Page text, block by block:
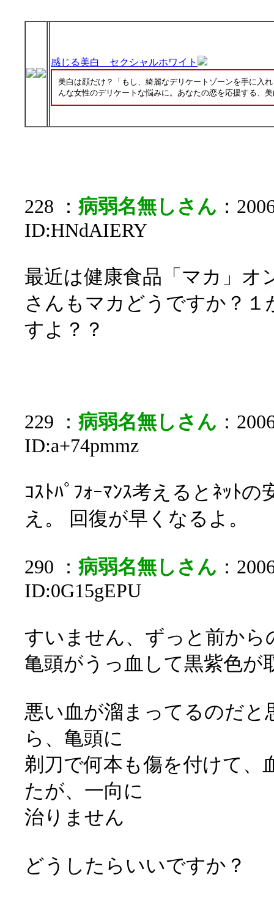
感じる美白 セクシャルホワイト
美白は顔だけ？「もし、綺麗なデリケートゾーンを手に入
んな女性のデリケートな悩みに。あなたの恋を応援する、
228 ： 病弱名無しさん ：
ID:HNdAIERY
最近は健康食品「マカ」オ
さんもマカどうですか？
すよ？？
229 ： 病弱名無しさん ：
ID:a+74pmmz
ｺｽﾄﾊﾟﾌｫｰﾏﾝｽ考えるとﾈｯﾄ
え。 回復が早くなるよ。
290 ： 病弱名無しさん ：
ID:0G15gEPU
すいません、ずっと前から
亀頭がうっ血して黒紫色が
悪い血が溜まってるのだと
ら、亀頭に
剃刀で何本も傷を付けて、
たが、一向に
治りません
どうしたらいいですか？